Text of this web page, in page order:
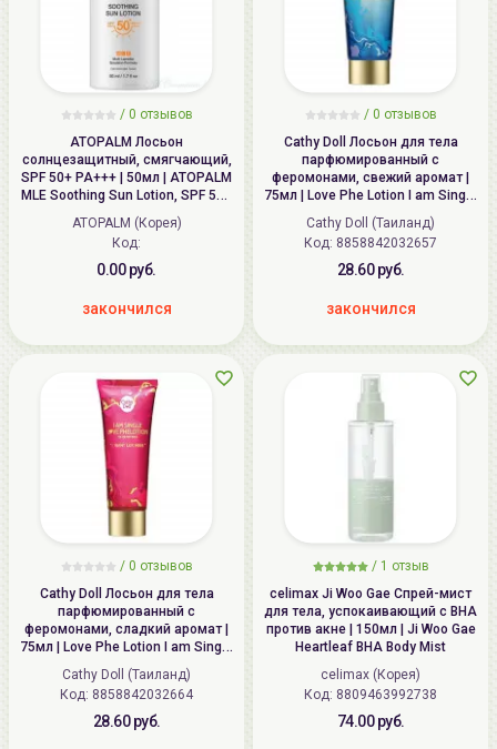
/ 0 отзывов
ATOPALM Лосьон
солнцезащитный, смягчающий,
SPF 50+ PA+++ | 50мл | ATOPALM
MLE Soothing Sun Lotion, SPF 50+
PA+++
ATOPALM (Корея)
Код:
0.00 руб.
закончился
/ 0 отзывов
Cathy Doll Лосьон для тела
парфюмированный с
феромонами, свежий аромат |
75мл | Love Phe Lotion I am Single
I Want Surrealistic Man
Cathy Doll (Таиланд)
Код: 8858842032657
28.60 руб.
закончился
/ 0 отзывов
Cathy Doll Лосьон для тела
парфюмированный с
феромонами, сладкий аромат |
75мл | Love Phe Lotion I am Single
I Want Lux Man
Cathy Doll (Таиланд)
Код: 8858842032664
28.60 руб.
/ 1 отзыв
celimax Ji Woo Gae Спрей-мист
для тела, успокаивающий с BHA
против акне | 150мл | Ji Woo Gae
Heartleaf BHA Body Mist
celimax (Корея)
Код: 8809463992738
74.00 руб.